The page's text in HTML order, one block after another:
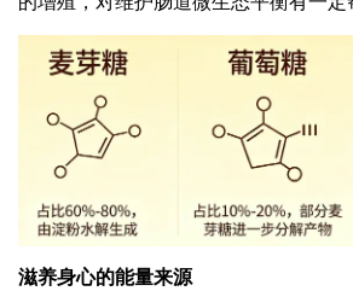
滋养身心的能量来源